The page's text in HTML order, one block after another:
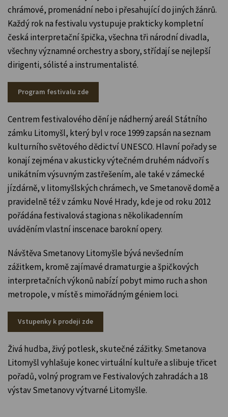
chrámové, promenádní nebo i přesahující do jiných žánrů.
Každý rok na festivalu vystupuje prakticky kompletní
česká interpretační špička, všechna tři národní divadla,
všechny významné orchestry a sbory, střídají se nejlepší
dirigenti, sólisté a instrumentalisté.
Program festivalu zde
Centrem festivalového dění je nádherný areál Státního
zámku Litomyšl, který byl v roce 1999 zapsán na seznam
kulturního světového dědictví UNESCO. Hlavní pořady se
konají zejména v akusticky výtečném druhém nádvoří s
unikátním výsuvným zastřešením, ale také v zámecké
jízdárně, v litomyšlských chrámech, ve Smetanově domě a
pravidelně též v zámku Nové Hrady, kde je od roku 2012
pořádána festivalová stagiona s několikadenním
uváděním vlastní inscenace barokní opery.
Návštěva Smetanovy Litomyšle bývá nevšedním
zážitkem, kromě zajímavé dramaturgie a špičkových
interpretačních výkonů nabízí pobyt mimo ruch a shon
metropole, v místě s mimořádným géniem loci.
Vstupenky k prodeji zde
Živá hudba, živý potlesk, skutečné zážitky. Smetanova
Litomyšl vyhlašuje konec virtuální kultuře a slibuje třicet
pořadů, volný program ve Festivalových zahradách a 18
výstav Smetanovy výtvarné Litomyšle.